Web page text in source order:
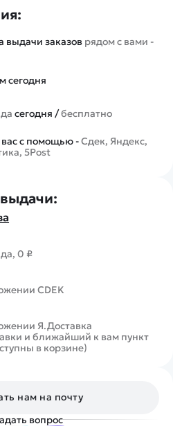
выдачи заказов рядом с вами -
сегодня
сегодня /бесплатно
с помощью -Сдек, Яндекс,
5Post
0 ₽
CDEK
Я.Доставка
и ближайший к вам пункт
в корзине)
нам на почту
вопрос